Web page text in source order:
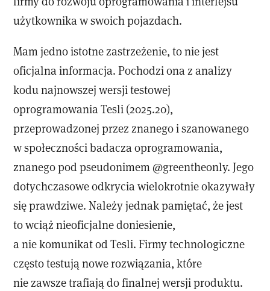
użytkownika w swoich pojazdach.
Mam jedno istotne zastrzeżenie, to nie jest
oficjalna informacja. Pochodzi ona z analizy
kodu najnowszej wersji testowej
oprogramowania Tesli (2025.20),
przeprowadzonej przez znanego i szanowanego
w społeczności badacza oprogramowania,
znanego pod pseudonimem @greentheonly. Jego
dotychczasowe odkrycia wielokrotnie okazywały
się prawdziwe. Należy jednak pamiętać, że jest
to wciąż nieoficjalne doniesienie,
a nie komunikat od Tesli. Firmy technologiczne
często testują nowe rozwiązania, które
nie zawsze trafiają do finalnej wersji produktu.